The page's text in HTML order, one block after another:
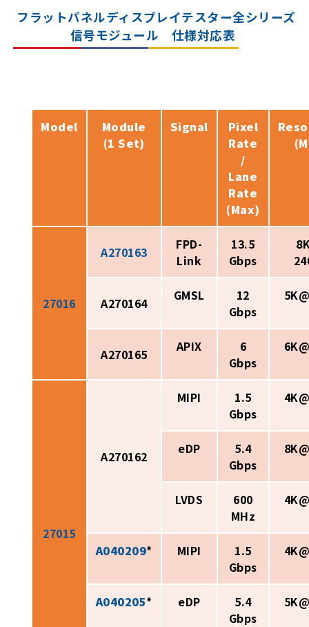
フラットパネルディスプレイテスター全シリーズ
信号モジュール 仕様対応表
Model
Module
(1 Set)
Signal
Pixel
Rate
/
Lane
Rate
(Max)
27016
A270163
FPD-
Link
13.5
Gbps
A270164 GMSL
12
Gbps
A270165 APIX
6
Gbps
27015
A270162
MIPI
1.5
Gbps
eDP
5.4
Gbps
LVDS
600
MHz
A040209* MIPI
1.5
Gbps
A040205* eDP
5.4
Gbps